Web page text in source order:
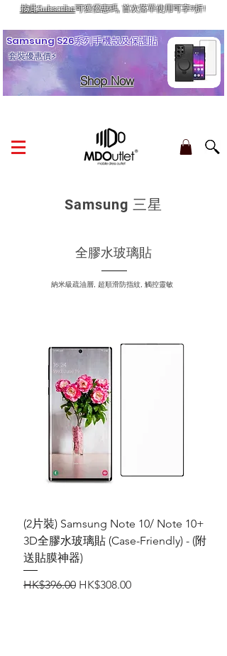
按此Subscribe可獲優惠碼, 首次落單使用可享9折!
Samsung S26系列手機殼及保護貼
套裝優惠價⚡
Shop Now
Samsung 三星
全膠水玻璃貼
納米級疏油層, 超順滑防指紋, 觸控靈敏
(2片裝) Samsung Note 10/ Note 10+
3D全膠水玻璃貼 (Case-Friendly) - (附
送貼膜神器)
一般價格
HK$396.00 促銷價格
HK$308.00